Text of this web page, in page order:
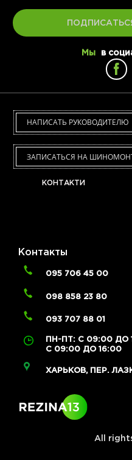
Мы в
НАПИСАТЬ РУКОВОДИТЕЛЮ
ЗАПИСАТЬСЯ НА
КОНТАКТИ
Контакты
095 706 45 00
098 858 23 80
093 707 88 01
ПН-ПТ: С 09:00 ДО
С 09:00 ДО 16:00
ХАРЬКОВ, ПЕР.
All